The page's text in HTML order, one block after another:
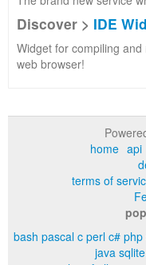
Discover > IDE
Widget for compiling
web browser!
home api
terms of
bash pascal c perl c# php
java sqlite